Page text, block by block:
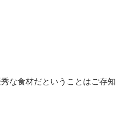
な食材だということはご存知